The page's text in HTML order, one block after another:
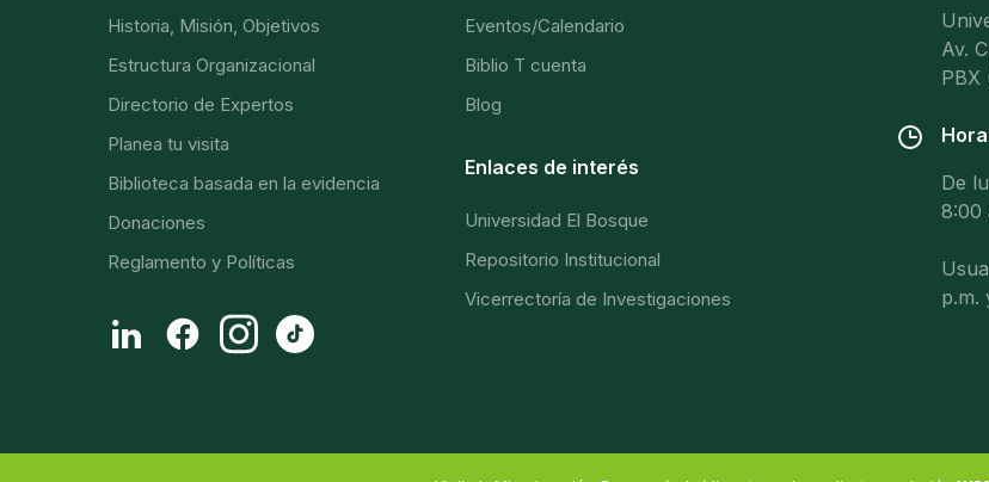
Historia, Misión, Objetivos
Estructura Organizacional
Directorio de Expertos
Planea tu visita
Biblioteca basada en la evidencia
Donaciones
Reglamento y Políticas
Eventos/Calendario
Biblio T cuenta
Blog
Enlaces de interés
Universidad El Bosque
Repositorio Institucional
Vicerrectoría de Investigaciones
Av.
PBX
De
8:00
p.m.